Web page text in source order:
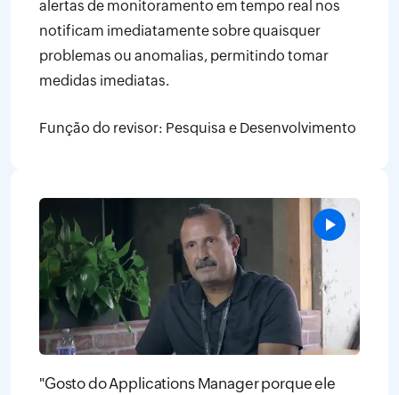
alertas de monitoramento em tempo real nos
notificam imediatamente sobre quaisquer
problemas ou anomalias, permitindo tomar
medidas imediatas.
Função do revisor: Pesquisa e Desenvolvimento
"Gosto do Applications Manager porque ele